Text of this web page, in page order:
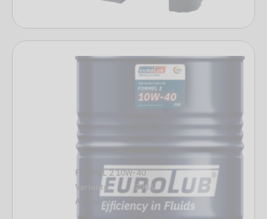
FORMEL 2 10W-40
Variante
208 L
Artikel-Nr.
237208